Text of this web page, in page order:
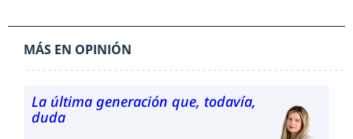
MÁS EN OPINIÓN
La última generación que, todavía,
duda